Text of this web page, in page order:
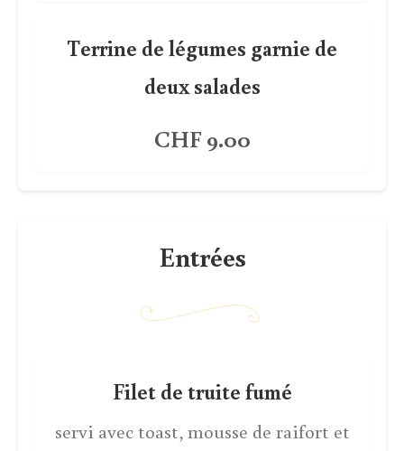
Terrine de légumes garnie de
deux salades
CHF 9.00
Entrées
Filet de truite fumé
servi avec toast, mousse de raifort et